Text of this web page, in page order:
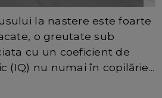
la nastere este foarte
o greutate sub
cu un coeficient de
(IQ) nu numai în copilărie...